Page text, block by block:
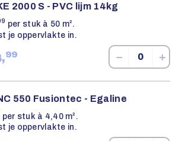
2000 S - PVC lijm 14kg
per stuk à 50 m².
je oppervlakte in.
99 − +
550 Fusiontec - Egaline
per stuk à 4,40 m².
je oppervlakte in.